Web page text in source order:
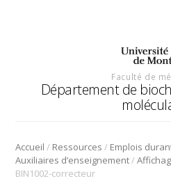
Faculté de
Département de
Accueil / Ressources / Emplois
Auxiliaires d’enseignement/
BIN1002-correcteur